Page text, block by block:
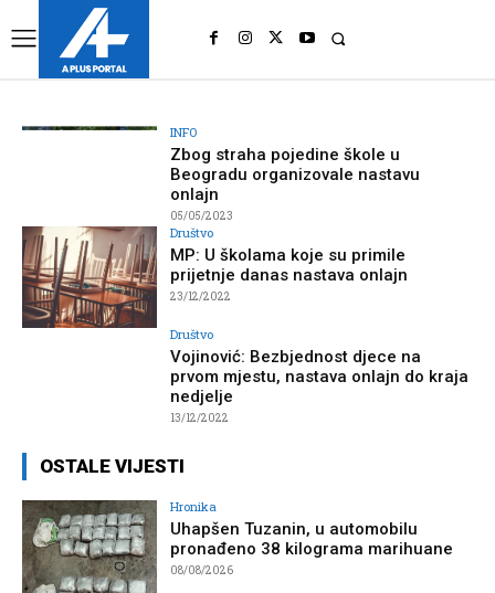
INFO
Zbog straha pojedine škole u
Beogradu organizovale nastavu
onlajn
05/05/2023
Društvo
MP: U školama koje su primile
prijetnje danas nastava onlajn
23/12/2022
Društvo
Vojinović: Bezbjednost djece na
prvom mjestu, nastava onlajn do kraja
nedjelje
13/12/2022
OSTALE VIJESTI
Hronika
Uhapšen Tuzanin, u automobilu
pronađeno 38 kilograma marihuane
08/08/2026